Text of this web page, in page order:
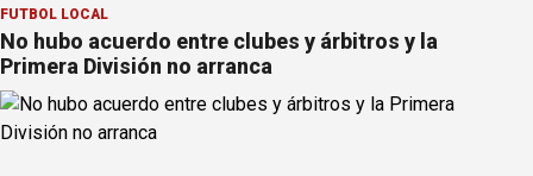
FÚTBOL LOCAL
No hubo acuerdo entre clubes y árbitros y la
Primera División no arranca